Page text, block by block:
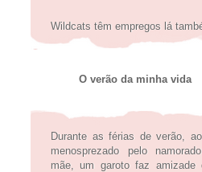
Wildcats têm empregos lá
O verão da minha vida
Durante as férias de verão,
menosprezado pelo
mãe, um garoto faz amizade